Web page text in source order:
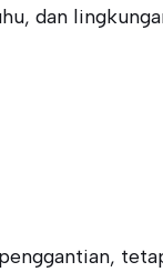
dan